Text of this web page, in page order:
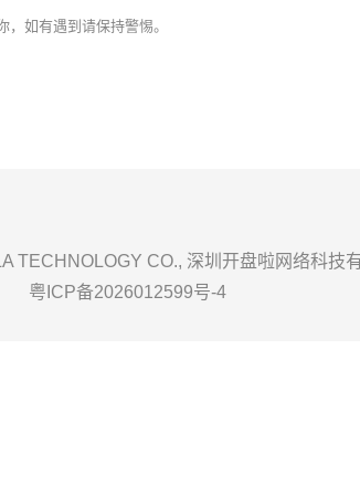
如有遇到请保持警惕。
TECHNOLOGY CO., 深圳开盘啦网络科技
粤ICP备2026012599号-4